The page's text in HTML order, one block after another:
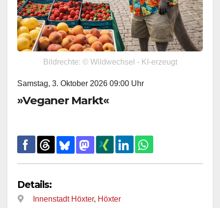
Bildrechte: © Wildwechsel - KI-erzeugt
Samstag, 3. Oktober 2026 09:00 Uhr
»Veganer Markt«
Details:
Innenstadt Höxter, Höxter